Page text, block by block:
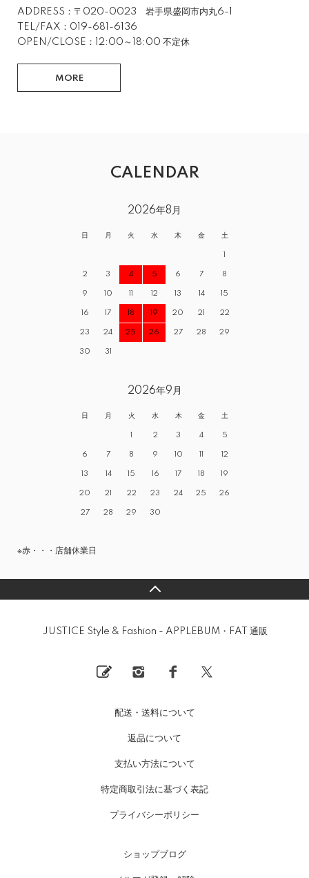
ADDRESS：〒020-0023 岩手県盛岡市内丸6-1
TEL/FAX：019-681-6136
OPEN/CLOSE：12:00～18:00 不定休
MORE
CALENDAR
2026年8月
日 月 火 水 木 金 土
1
2 3 4 5 6 7 8
9 10 11 12 13 14 15
16 17 18 19 20 21 22
23 24 25 26 27 28 29
30 31
2026年9月
日 月 火 水 木 金 土
1 2 3 4 5
6 7 8 9 10 11 12
13 14 15 16 17 18 19
20 21 22 23 24 25 26
27 28 29 30
※赤・・・店舗休業日
JUSTICE Style & Fashion - APPLEBUM・FAT 通販
配送・送料について
返品について
支払い方法について
特定商取引法に基づく表記
プライバシーポリシー
ショップブログ